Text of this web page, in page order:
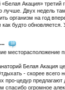
«Белая Акация» третий
лучше. Двух недель
организм на год
будто
18
месторасположение
Белая Акация
- скорее всего
про-цедур
спасибо огромное